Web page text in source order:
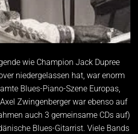
wie Champion Jack Dupree
niedergelassen hat, war enorm
Blues-Piano-Szene Europas,
Zwingenberger war ebenso auf
auch 3 gemeinsame CDs auf)
Blues-Gitarrist. Viele Bands